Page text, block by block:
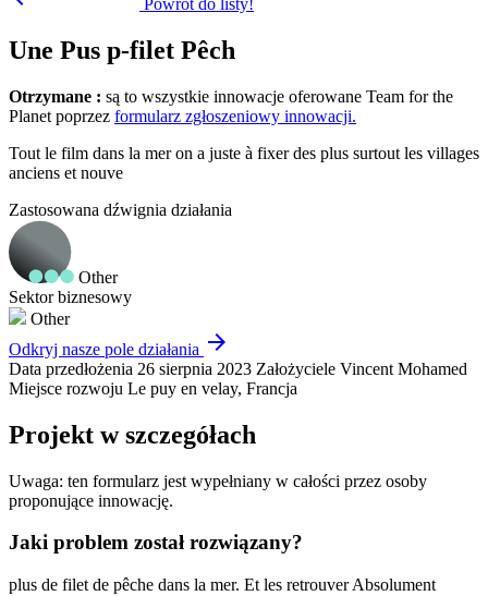
Powrót do listy!
Une Pus p-filet Pêch
Otrzymane : są to wszystkie innowacje oferowane Team for the
Planet poprzez formularz zgłoszeniowy innowacji.
Tout le film dans la mer on a juste à fixer des plus surtout les villages
anciens et nouve
Zastosowana dźwignia działania
Other
Sektor biznesowy
Other
Odkryj nasze pole działania arrow_forward
Data przedłożenia 26 sierpnia 2023 Założyciele Vincent Mohamed
Miejsce rozwoju Le puy en velay, Francja
Projekt w szczegółach
Uwaga: ten formularz jest wypełniany w całości przez osoby
proponujące innowację.
Jaki problem został rozwiązany?
plus de filet de pêche dans la mer. Et les retrouver Absolument